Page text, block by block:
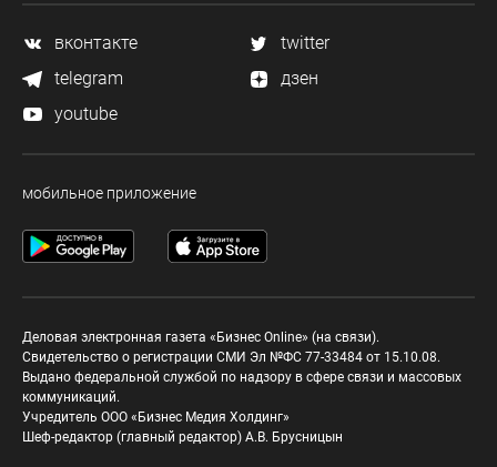
вконтакте
twitter
telegram
дзен
youtube
мобильное приложение
Деловая электронная газета «Бизнес Online» (на связи).
Свидетельство о регистрации СМИ Эл №ФС 77-33484 от 15.10.08.
Выдано федеральной службой по надзору в сфере связи и массовых
коммуникаций.
Учредитель ООО «Бизнес Медия Холдинг»
Шеф-редактор (главный редактор) А.В. Брусницын